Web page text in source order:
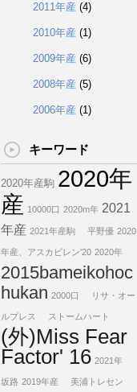
2011年産 (4)
2010年産 (1)
2009年産 (6)
2008年産 (5)
2006年産 (1)
キーワード
2020年産駒 2020年
産 10000口 2020m年 2021
年産 2021年産駒 平野優 2020
年産、アスカビレン'20 2020年
2015bameikohoc
hukan 2000口 リサ・オー
ルプレス ストームハート
(外)Miss Fear
Factor' 16 2021年
坂路 2019年産 美浦トレセン